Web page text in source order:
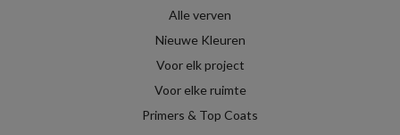
Alle verven
Nieuwe Kleuren
Voor elk project
Voor elke ruimte
Primers & Top Coats